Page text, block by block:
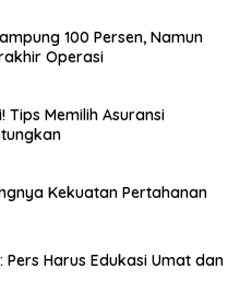
100 Persen, Namun
Operasi
Tips Memilih Asuransi
Kekuatan Pertahanan
Harus Edukasi Umat dan